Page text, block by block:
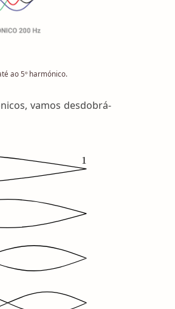
ao 5º harmónico.
vamos desdobrá-